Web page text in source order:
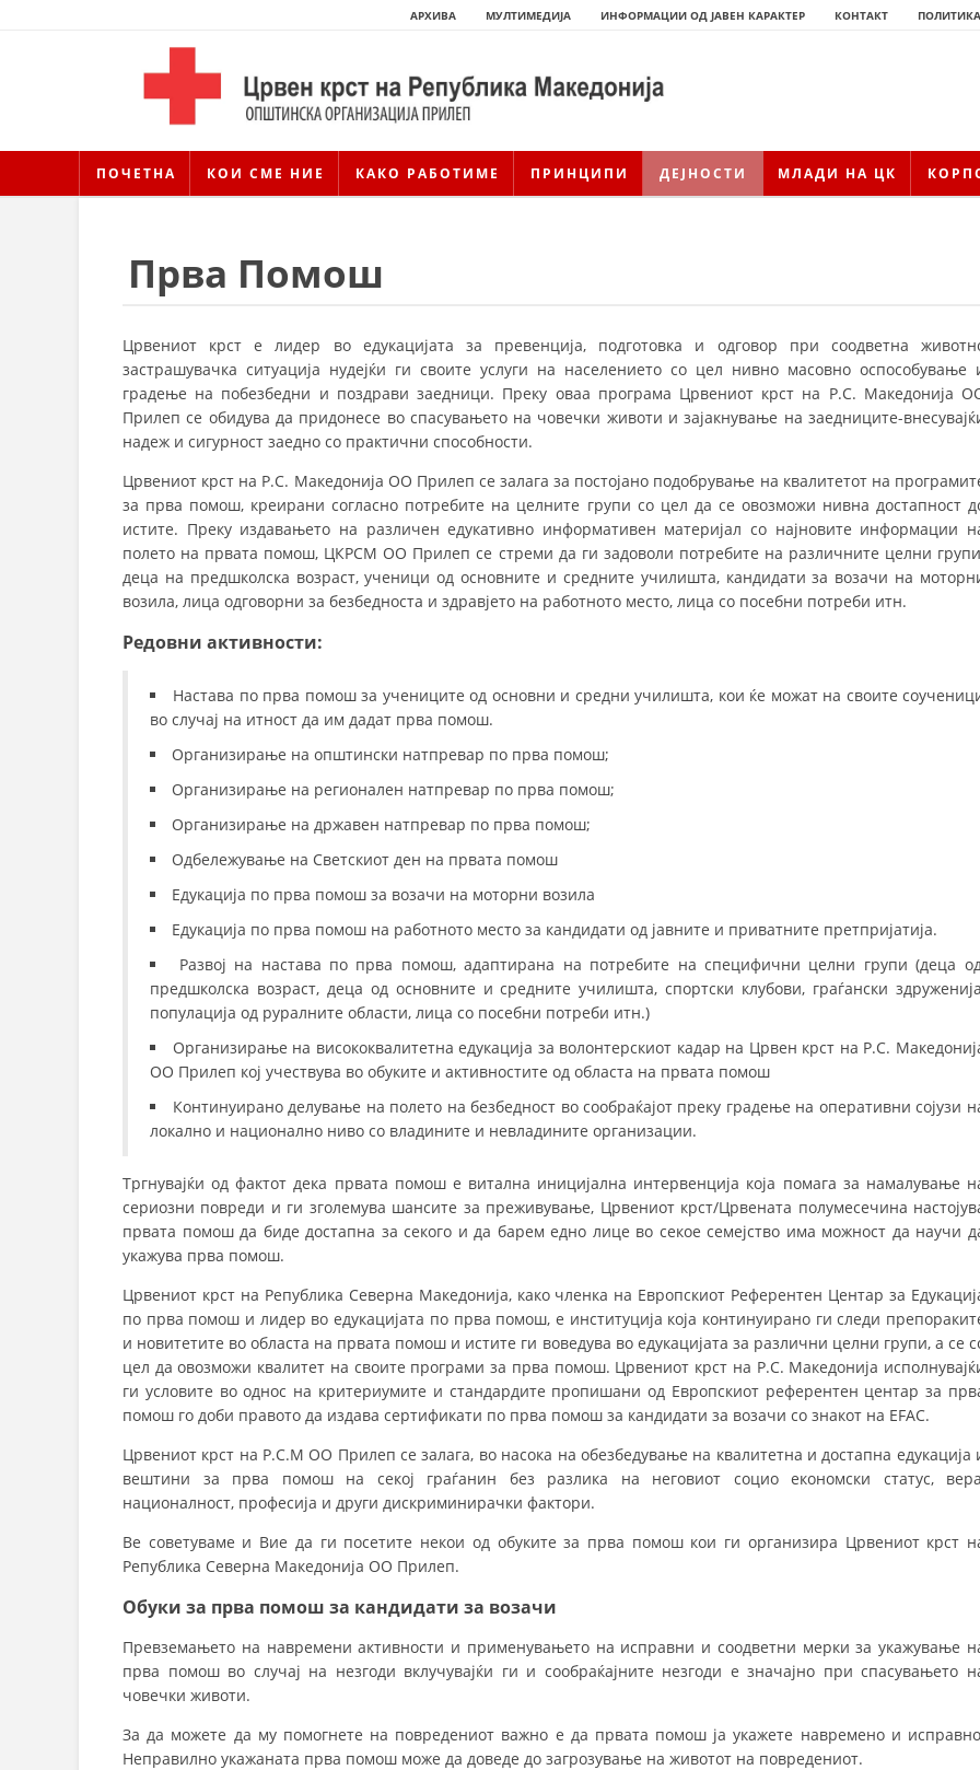
АРХИВА МУЛТИМЕДИЈА ИНФОРМАЦИИ ОД ЈАВЕН КАРАКТЕР КОНТАКТ
ПОЧЕТНА КОИ СМЕ НИЕ КАКО РАБОТИМЕ ПРИНЦИПИ ДЕЈНОСТИ МЛАДИ НА ЦК
ИСТОРИЈАТ НА ЦКРСМ
СТРУКТУРА НА ОРГАНИЗАЦИЈАТА
КОНТАКТ ИНФОРМАЦИИ
ЧЛЕНСТВО ВО ПРОФЕСИОНАЛНИ ТЕЛА
СОБРАНИЕ
СТРУКТУРА И ОРГАНИЗАЦИОНА ПОСТАВЕНОСТ
MЕЃУНАРОДНО ХУМАНИТАРНО ПРАВО
УПОТРЕБА И ЗАШТИТА НА АМБЛЕМОТ
КАКО ДА ДОНИРАТЕ
ТИМОВИ НА ООЦК
СПАСИТЕЛНА СТАНИЦА ВОДНО
ПРОЕКТИ – ПОДГОТВЕНОСТ И ДЕЈСТВУВАЊЕ ПРИ КАТАСТРОФИ
ОДНОСИ СО ЈАВНОСТ
ИСТРАЖУВАЊЕ НА ЈАВНО МИСЛЕЊЕ
ДОГОВОРИ
ЗДРАВСТВЕНО ПРЕВЕНТИВНА ДЕЈНОСТ
Прва Помош
Црвениот крст е лидер во едукацијата за превенција, подготовка и одговор при соодветна
застрашувачка ситуација нудејќи ги своите услуги на населението со цел нивно масовно оспособување
градење на побезбедни и поздрави заедници. Преку оваа програма Црвениот крст на Р.С. Македонија
Прилеп се обидува да придонесе во спасувањето на човечки животи и зајакнување на заедниците-
надеж и сигурност заедно со практични способности.
Црвениот крст на Р.С. Македонија ОО Прилеп се залага за постојано подобрување на квалитетот на
за прва помош, креирани согласно потребите на целните групи со цел да се овозможи нивна достапност
истите. Преку издавањето на различен едукативно информативен материјал со најновите информации
полето на првата помош, ЦКРСМ ОО Прилеп се стреми да ги задоволи потребите на различните целни
деца на предшколска возраст, ученици од основните и средните училишта, кандидати за возачи на
возила, лица одговорни за безбедноста и здравјето на работното место, лица со посебни потреби итн.
Редовни активности:
Настава по прва помош за учениците од основни и средни училишта, кои ќе можат на своите
во случај на итност да им дадат прва помош.
Организирање на општински натпревар по прва помош;
Организирање на регионален натпревар по прва помош;
Организирање на државен натпревар по прва помош;
Одбележување на Светскиот ден на првата помош
Едукација по прва помош за возачи на моторни возила
Едукација по прва помош на работното место за кандидати од јавните и приватните претпријатија.
Развој на настава по прва помош, адаптирана на потребите на специфични целни групи (деца од
предшколска возраст, деца од основните и средните училишта, спортски клубови, граѓански
популација од руралните области, лица со посебни потреби итн.)
Организирање на висококвалитетна едукација за волонтерскиот кадар на Црвен крст на Р.С.
ОО Прилеп кој учествува во обуките и активностите од областа на првата помош
Континуирано делување на полето на безбедност во сообраќајот преку градење на оперативни сојузи
локално и национално ниво со владините и невладините организации.
Тргнувајќи од фактот дека првата помош е витална иницијална интервенција која помага за намалување
сериозни повреди и ги зголемува шансите за преживување, Црвениот крст/Црвената полумесечина
првата помош да биде достапна за секого и да барем едно лице во секое семејство има можност да научи
укажува прва помош.
Црвениот крст на Република Северна Македонија, како членка на Европскиот Референтен Центар за
по прва помош и лидер во едукацијата по прва помош, е институција која континуирано ги следи
и новитетите во областа на првата помош и истите ги воведува во едукацијата за различни целни групи, а се
цел да овозможи квалитет на своите програми за прва помош. Црвениот крст на Р.С. Македонија
ги условите во однос на критериумите и стандардите пропишани од Европскиот референтен центар за
помош го доби правото да издава сертификати по прва помош за кандидати за возачи со знакот на EFAC.
Црвениот крст на Р.С.М ОО Прилеп се залага, во насока на обезбедување на квалитетна и достапна едукација
вештини за прва помош на секој граѓанин без разлика на неговиот социо економски статус,
националност, професија и други дискриминирачки фактори.
Ве советуваме и Вие да ги посетите некои од обуките за прва помош кои ги организира Црвениот крст
Република Северна Македонија ОО Прилеп.
Обуки за прва помош за кандидати за возачи
Превземањето на навремени активности и применувањето на исправни и соодветни мерки за укажување
прва помош во случај на незгоди вклучувајќи ги и сообраќајните незгоди е значајно при спасувањето
човечки животи.
За да можете да му помогнете на повредениот важно е да првата помош ја укажете навремено и
Неправилно укажаната прва помош може да доведе до загрозување на животот на повредениот.